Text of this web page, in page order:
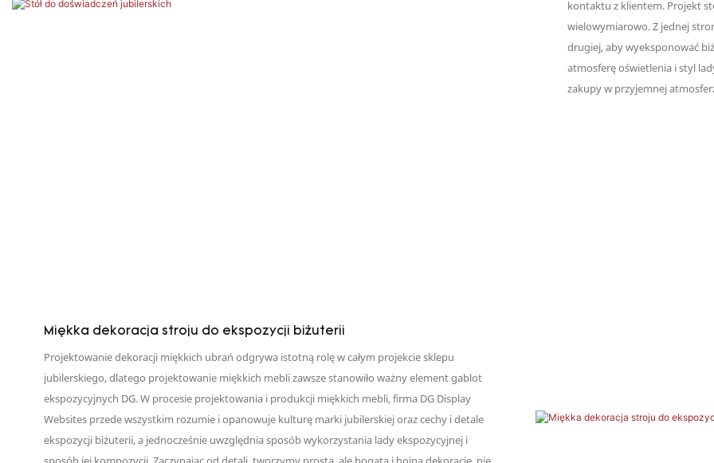
kontaktu z klientem. Projekt
wielowymiarowo. Z jednej
drugiej, aby wyeksponować
atmosferę oświetlenia i styl
zakupy w przyjemnej
Miękka dekoracja stroju do ekspozycji biżuterii
Projektowanie dekoracji miękkich ubrań odgrywa istotną rolę w całym projekcie sklepu
jubilerskiego, dlatego projektowanie miękkich mebli zawsze stanowiło ważny element gablot
ekspozycyjnych DG. W procesie projektowania i produkcji miękkich mebli, firma DG Display
Websites przede wszystkim rozumie i opanowuje kulturę marki jubilerskiej oraz cechy i detale
ekspozycji biżuterii, a jednocześnie uwzględnia sposób wykorzystania lady ekspozycyjnej i